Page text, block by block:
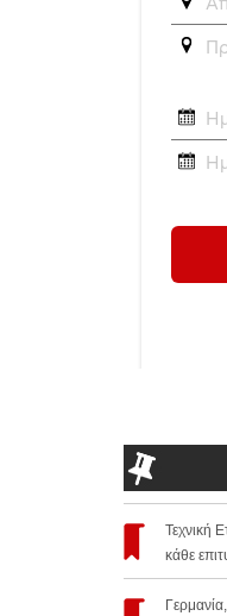
Τεχνική
κάθε